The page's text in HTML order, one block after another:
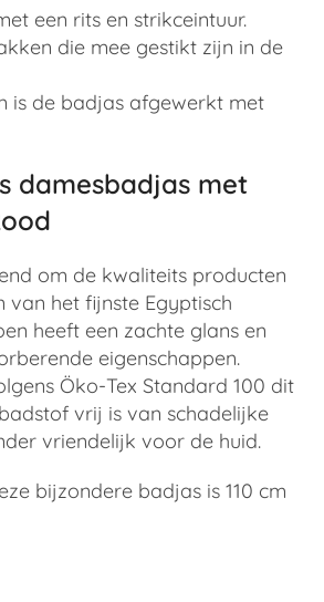
een rits en strikceintuur.
die mee gestikt zijn in de
is de badjas afgewerkt met
damesbadjas met
om de kwaliteits producten
van het fijnste Egyptisch
heeft een zachte glans en
eigenschappen.
Öko-Tex Standard 100 dit
vrij is van schadelijke
vriendelijk voor de huid.
bijzondere badjas is 110 cm